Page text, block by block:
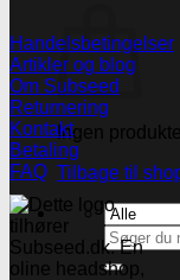
Ingen
Tilbage til
Søg
efter:
Handelsbetingelser
Artikler og blog
Om Subseed
Returnering
Kontakt
Betaling
FAQ